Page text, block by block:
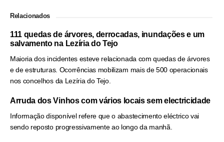
Relacionados
111 quedas de árvores, derrocadas, inundações e um
salvamento na Lezíria do Tejo
Maioria dos incidentes esteve relacionada com quedas de árvores
e de estruturas. Ocorrências mobilizam mais de 500 operacionais
nos concelhos da Lezíria do Tejo.
Arruda dos Vinhos com vários locais sem electricidade
Informação disponível refere que o abastecimento eléctrico vai
sendo reposto progressivamente ao longo da manhã.